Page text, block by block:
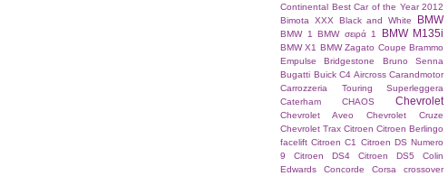
Continental Best Car of the Year 2012
Bimota XXX
Black and White BMW
BMW 1 BMW σειρά 1 BMW M135i
BMW X1 BMW Zagato Coupe Brammo
Empulse
Bridgestone
Bruno Senna
Bugatti Buick C4 Aircross Carandmotor
Carrozzeria Touring Superleggera
Caterham
CHAOS Chevrolet
Chevrolet Aveo
Chevrolet Cruze
Chevrolet Trax Citroen Citroen Berlingo
facelift Citroen C1
Citroen DS Numero
9
Citroen DS4 Citroen DS5
Colin
Edwards
Concorde Corsa
crossover